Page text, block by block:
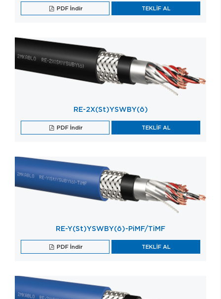
PDF İndir TEKLİF AL
RE-2X(St)YSWBY(ö)
PDF İndir TEKLİF AL
RE-Y(St)YSWBY(ö)-PiMF/TiMF
PDF İndir TEKLİF AL